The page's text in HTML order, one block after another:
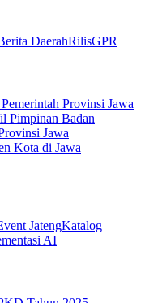
DaerahRilisGPR
Provinsi Jawa
Pimpinan Badan
Jawa
Kota di Jawa
JatengKatalog
AI